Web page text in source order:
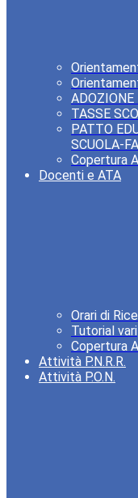
TASSE
PATTO
SCUOLA-
Copertura
Docenti e ATA
Orari di
Tutorial vari
Copertura
Attività P.N.R.R.
Attività P.O.N.